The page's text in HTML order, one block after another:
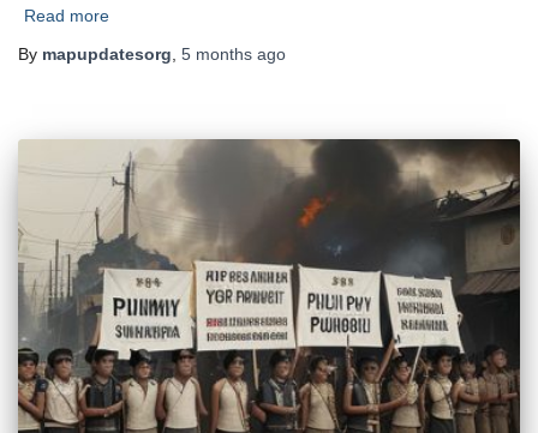
Read more
By mapupdatesorg 5 months ago